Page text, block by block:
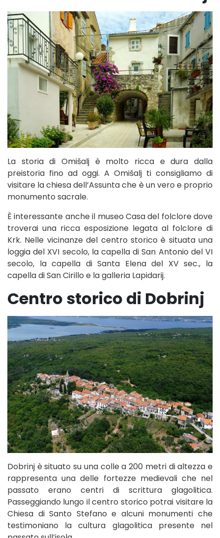
La storia di Omišalj è molto ricca e dura dalla
preistoria fino ad oggi. A Omišalj ti consigliamo di
visitare la chiesa dell’Assunta che è un vero e proprio
monumento sacrale.
È interessante anche il museo Casa del folclore dove
troverai una ricca esposizione legata al folclore di
Krk. Nelle vicinanze del centro storico è situata una
loggia del XVI secolo, la capella di San Antonio del VI
secolo, la capella di Santa Elena del XV sec., la
capella di San Cirillo e la galleria Lapidarij.
Centro storico di Dobrinj
Dobrinj è situato su una colle a 200 metri di altezza e
rappresenta una delle fortezze medievali che nel
passato erano centri di scrittura glagolitica.
Passeggiando lungo il centro storico potrai visitare la
Chiesa di Santo Stefano e alcuni monumenti che
testimoniano la cultura glagolitica presente nel